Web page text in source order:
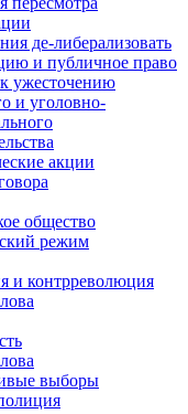
де-либерализовать
и публичное право
ужесточению
и уголовно-
акции
общество
режим
и контрреволюция
выборы